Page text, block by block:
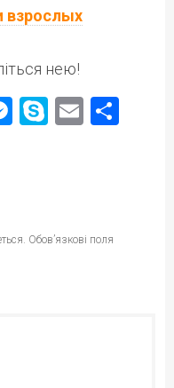
взрослых
нею!
Messenger
Skype
Email
Обов’язкові поля